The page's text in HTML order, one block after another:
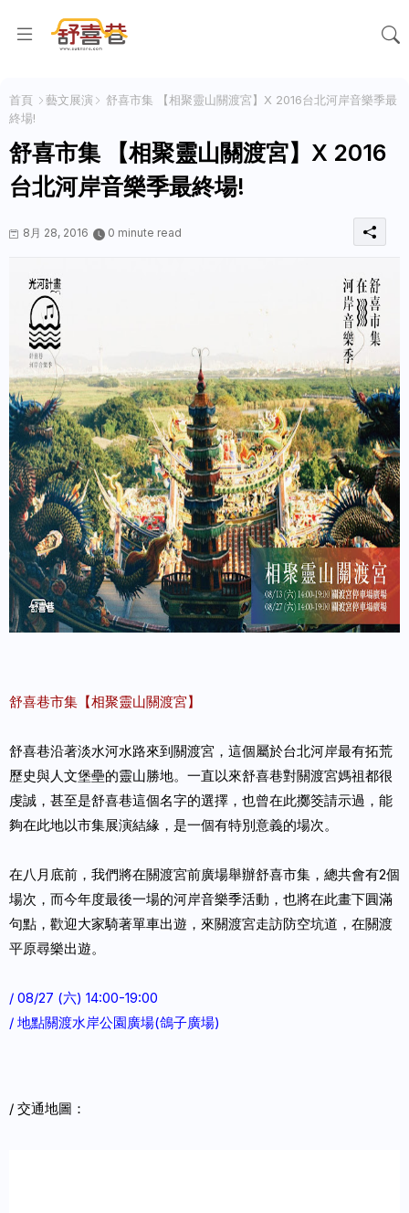
首頁 藝文展演
舒喜市集 【相聚靈山關渡宮】X 2016台北河岸音樂季最
終場!
舒喜市集 【相聚靈山關渡宮】X 2016
台北河岸音樂季最終場!
8月 28, 2016 0 minute read
舒喜巷市集【相聚靈山關渡宮】
舒喜巷沿著淡水河水路來到關渡宮，這個屬於台北河岸最有拓荒
歷史與人文堡壘的靈山勝地。一直以來舒喜巷對關渡宮媽祖都很
虔誠，甚至是舒喜巷這個名字的選擇，也曾在此擲筊請示過，能
夠在此地以市集展演結緣，是一個有特別意義的場次。
在八月底前，我們將在關渡宮前廣場舉辦舒喜市集，總共會有2個
場次，而今年度最後一場的河岸音樂季活動，也將在此畫下圓滿
句點，歡迎大家騎著單車出遊，來關渡宮走訪防空坑道，在關渡
平原尋樂出遊。
/ 08/27 (六) 14:00-19:00
/ 地點關渡水岸公園廣場(鴿子廣場)
/ 交通地圖：